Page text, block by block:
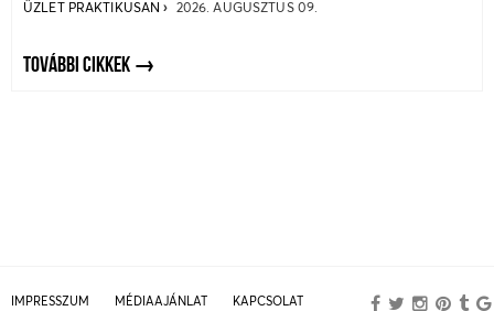
ÜZLET PRAKTIKUSAN 2026. AUGUSZTUS 09.
TOVÁBBI CIKKEK
IMPRESSZUM MÉDIAAJÁNLAT KAPCSOLAT